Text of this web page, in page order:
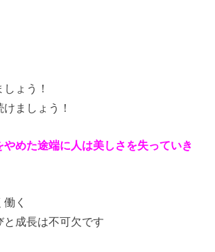
ょう！
ましょう！
やめた途端に人は美しさを失っていき
く
と成長は不可欠です